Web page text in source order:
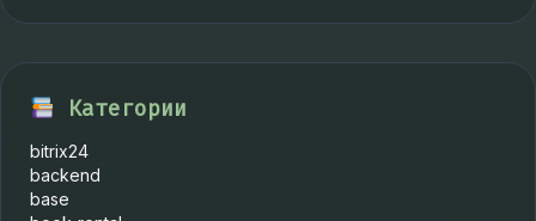
Категории
bitrix24
backend
base